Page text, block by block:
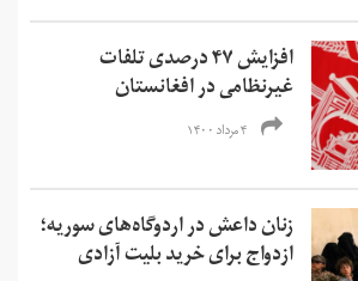
افزایش ۴۷ درصدی تلفات
غیرنظامی در افغانستان
۴ مرداد ۱۴۰۰
زنان داعش در اردوگاه‌های سوریه؛
ازدواج برای خرید بلیت آزادی